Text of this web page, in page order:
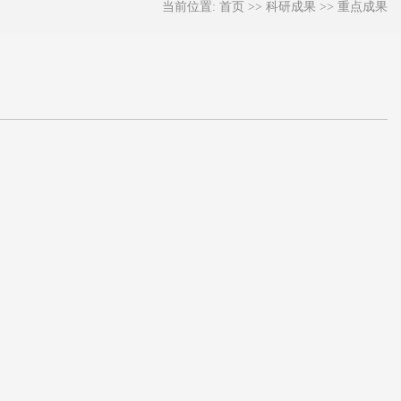
当前位置: 首页 >> 科研成果 >> 重点成果